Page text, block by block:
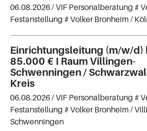
06.08.2026 /VIF Personalberatung #
Festanstellung # Volker Bronheim /
Einrichtungsleitung (m/w/d)
85.000 € I Raum Villingen-
Schwenningen /
Kreis
06.08.2026 /VIF Personalberatung #
Festanstellung # Volker Bronheim /
Schwenningen